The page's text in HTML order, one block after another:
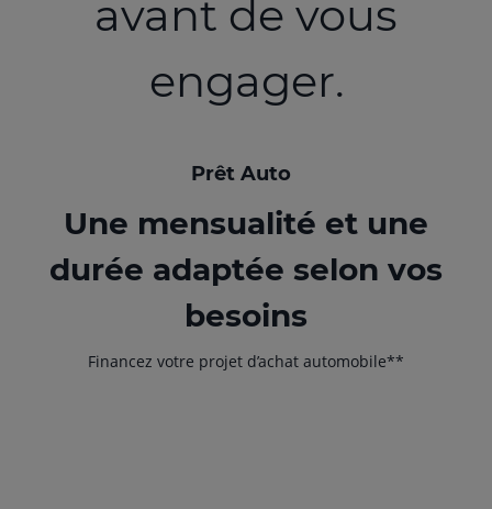
avant de vous
engager.
Prêt Auto
Une mensualité et une
durée adaptée selon vos
besoins
Financez votre projet d’achat automobile**